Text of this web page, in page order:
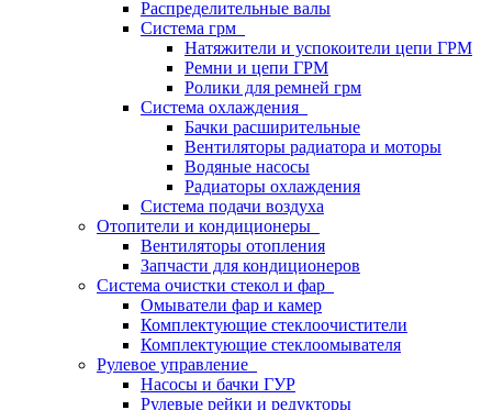
Распределительные валы
Система грм
Натяжители и успокоители цепи ГРМ
Ремни и цепи ГРМ
Ролики для ремней грм
Система охлаждения
Бачки расширительные
Вентиляторы радиатора и моторы
Водяные насосы
Радиаторы охлаждения
Система подачи воздуха
Отопители и кондиционеры
Вентиляторы отопления
Запчасти для кондиционеров
Система очистки стекол и фар
Омыватели фар и камер
Комплектующие стеклоочистители
Комплектующие стеклоомывателя
Рулевое управление
Насосы и бачки ГУР
Рулевые рейки и редукторы